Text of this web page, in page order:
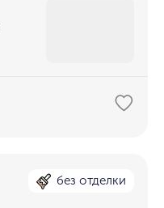
без отделки